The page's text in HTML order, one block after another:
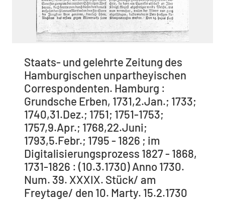
Staats- und gelehrte Zeitung des
Hamburgischen unpartheyischen
Correspondenten. Hamburg :
Grundsche Erben, 1731,2.Jan.; 1733;
1740,31.Dez.; 1751; 1751-1753;
1757,9.Apr.; 1768,22.Juni;
1793,5.Febr.; 1795 - 1826 ; im
Digitalisierungsprozess 1827 - 1868,
1731-1826 : (10.3.1730) Anno 1730.
Num. 39. XXXIX. Stück/ am
Freytage/ den 10. Marty. 15.2.1730